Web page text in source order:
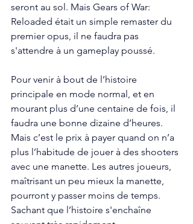
seront au sol. Mais Gears of War:
Reloaded était un simple remaster du
premier opus, il ne faudra pas
s'attendre à un gameplay poussé.
Pour venir à bout de l’histoire
principale en mode normal, et en
mourant plus d’une centaine de fois, il
faudra une bonne dizaine d’heures.
Mais c’est le prix à payer quand on n’a
plus l’habitude de jouer à des shooters
avec une manette. Les autres joueurs,
maîtrisant un peu mieux la manette,
pourront y passer moins de temps.
Sachant que l’histoire s'enchaîne